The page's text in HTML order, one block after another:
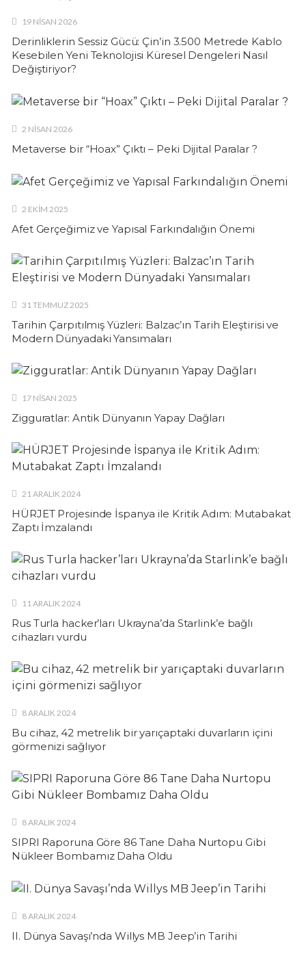
19 NISAN 2026
Derinliklerin Sessiz Gücü: Çin’in 3.500 Metrede Kablo
Kesebilen Yeni Teknolojisi Küresel Dengeleri Nasıl
Değiştiriyor?
2 NISAN 2026
Metaverse bir “Hoax” Çıktı – Peki Dijital Paralar ?
2 EKIM 2025
Afet Gerçeğimiz ve Yapısal Farkındalığın Önemi
31 TEMMUZ 2025
Tarihin Çarpıtılmış Yüzleri: Balzac’ın Tarih Eleştirisi ve
Modern Dünyadaki Yansımaları
17 NISAN 2025
Zigguratlar: Antik Dünyanın Yapay Dağları
21 ARALIK 2024
HÜRJET Projesinde İspanya ile Kritik Adım: Mutabakat
Zaptı İmzalandı
11 ARALIK 2024
Rus Turla hacker’ları Ukrayna’da Starlink’e bağlı
cihazları vurdu
8 ARALIK 2024
Bu cihaz, 42 metrelik bir yarıçaptaki duvarların içini
görmenizi sağlıyor
8 ARALIK 2024
SIPRI Raporuna Göre 86 Tane Daha Nurtopu Gibi
Nükleer Bombamız Daha Oldu
8 ARALIK 2024
II. Dünya Savaşı’nda Willys MB Jeep’in Tarihi